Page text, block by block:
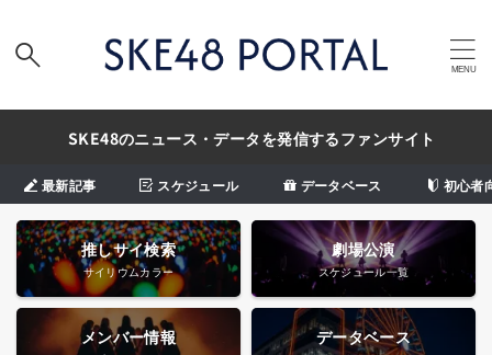
SKE48のニュース・データを発信するファンサイト
最新記事 スケジュール データベース 初心者
推しサイ検索
サイリウムカラー
劇場公演
スケジュール一覧
メンバー情報 データベース